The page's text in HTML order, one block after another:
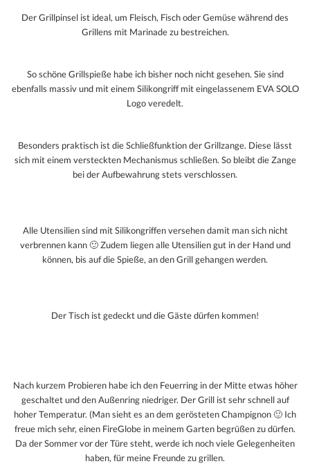
Der Grillpinsel ist ideal, um Fleisch, Fisch oder Gemüse während des
Grillens mit Marinade zu bestreichen.
So schöne Grillspieße habe ich bisher noch nicht gesehen. Sie sind
ebenfalls massiv und mit einem Silikongriff mit eingelassenem EVA SOLO
Logo veredelt.
Besonders praktisch ist die Schließfunktion der Grillzange. Diese lässt
sich mit einem versteckten Mechanismus schließen. So bleibt die Zange
bei der Aufbewahrung stets verschlossen.
Alle Utensilien sind mit Silikongriffen versehen damit man sich nicht
verbrennen kann 🙂 Zudem liegen alle Utensilien gut in der Hand und
können, bis auf die Spieße, an den Grill gehangen werden.
Der Tisch ist gedeckt und die Gäste dürfen kommen!
Nach kurzem Probieren habe ich den Feuerring in der Mitte etwas höher
geschaltet und den Außenring niedriger. Der Grill ist sehr schnell auf
hoher Temperatur. (Man sieht es an dem gerösteten Champignon 🙂 Ich
freue mich sehr, einen FireGlobe in meinem Garten begrüßen zu dürfen.
Da der Sommer vor der Türe steht, werde ich noch viele Gelegenheiten
haben, für meine Freunde zu grillen.